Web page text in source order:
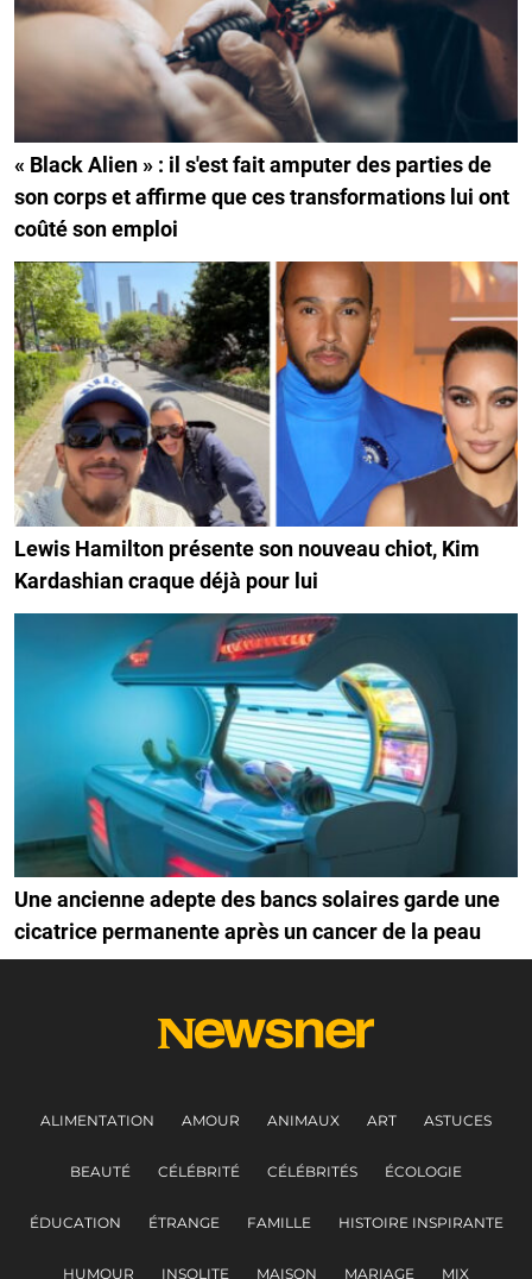
« Black Alien » : il s'est fait amputer des parties de
son corps et affirme que ces transformations lui ont
coûté son emploi
Lewis Hamilton présente son nouveau chiot, Kim
Kardashian craque déjà pour lui
Une ancienne adepte des bancs solaires garde une
cicatrice permanente après un cancer de la peau
ALIMENTATION AMOUR ANIMAUX ART ASTUCES
BEAUTÉ CÉLÉBRITÉ CÉLÉBRITÉS ÉCOLOGIE
ÉDUCATION ÉTRANGE FAMILLE HISTOIRE INSPIRANTE
HUMOUR INSOLITE MAISON MARIAGE MIX